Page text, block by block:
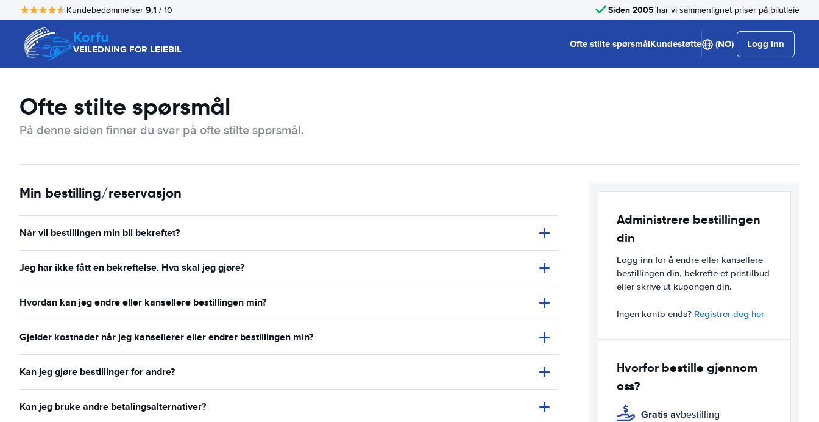
Kundebedømmelser 9.1 / 10 Siden 2005 har vi sammenlignet priser på bilutleie
Korfu
VEILEDNING FOR LEIEBIL Ofte stilte spørsmålKundestøtte (NO) Logg inn
Ofte stilte spørsmål
På denne siden finner du svar på ofte stilte spørsmål.
Min bestilling/reservasjon
Når vil bestillingen min bli bekreftet?
Jeg har ikke fått en bekreftelse. Hva skal jeg gjøre?
Hvordan kan jeg endre eller kansellere bestillingen min?
Gjelder kostnader når jeg kansellerer eller endrer bestillingen min?
Kan jeg gjøre bestillinger for andre?
Kan jeg bruke andre betalingsalternativer?
Administrere bestillingen
din
Logg inn for å endre eller kansellere
bestillingen din, bekrefte et pristilbud
eller skrive ut kupongen din.
Ingen konto enda? Registrer deg her
Hvorfor bestille gjennom
oss?
Gratis avbestilling